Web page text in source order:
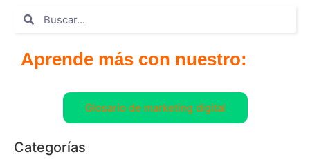
Aprende más con nuestro:
Glosario de marketing digital
Categorías